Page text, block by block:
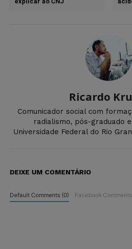
Ricardo
Comunicador social com
radialismo, pós-graduado
Universidade Federal do Rio
DEIXE UM COMENTÁRIO
Default Comments (0) Facebook Comments